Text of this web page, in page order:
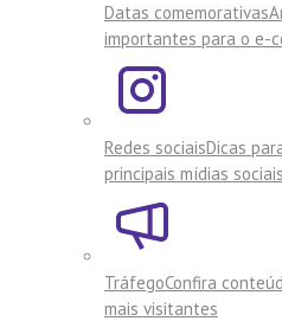
Datas comemorativas
importantes para o e-
Redes sociaisDicas
principais mídias sociais
TráfegoConfira
mais visitantes